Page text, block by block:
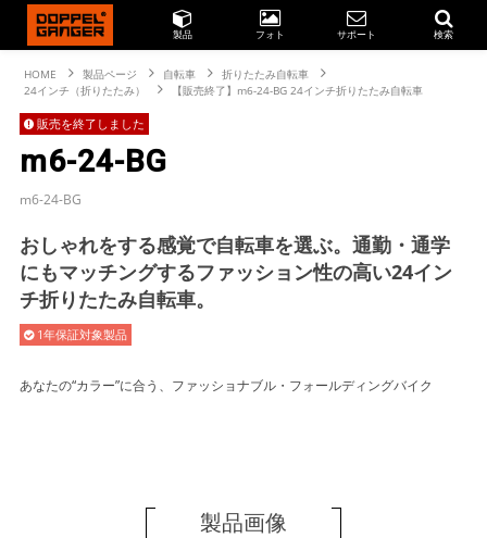
製品 フォト サポート 検索
HOME 製品ページ 自転車
折りたたみ自転車
24インチ（折りたたみ）
【販売終了】m6-24-BG 24インチ折りたたみ自転車
販売を終了しました
m6-24-BG
m6-24-BG
おしゃれをする感覚で自転車を選ぶ。通勤・通学
にもマッチングするファッション性の高い24イン
チ折りたたみ自転車。
1年保証対象製品
あなたの“カラー”に合う、ファッショナブル・フォールディングバイク
製品画像